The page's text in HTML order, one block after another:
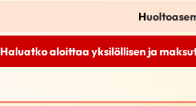
H
Haluatko aloittaa yksilöllisen ja